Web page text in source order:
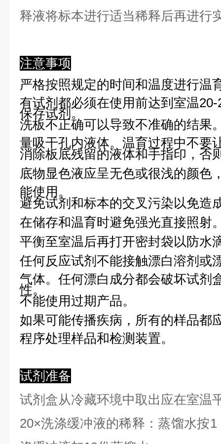
释液将标本进行适当稀释后再进行
注意事项
严格按照规定的时间和温度进行温
有试剂都必须在使用前达到室温
保存试剂。
洗板不正确可以导致不准确的结果
量吸干孔内液体。温育过程中不要
消除板底残留的液体和手指印，否
底物显色液应呈无色或很浅的颜色
能使用。
避免试剂和标本的交叉污染以免造
在储存和温育时避免强光直接照射
平衡至室温后再打开密封袋以防水
任何反应试剂不能接触漂白溶剂或
气体。任何漂白成分都会破坏试剂
性。
不能使用过期产品。
如果可能传播疾病，所有的样品都
程序处理样品和检测装置。
试剂准备
试剂盒从冷藏环境中取出应在室温
20×洗涤缓冲液的稀释：蒸馏水按